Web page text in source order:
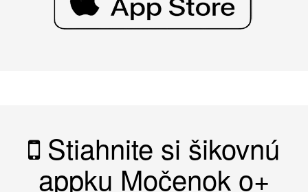
Stiahnite si šikovnú
appku Močenok o+